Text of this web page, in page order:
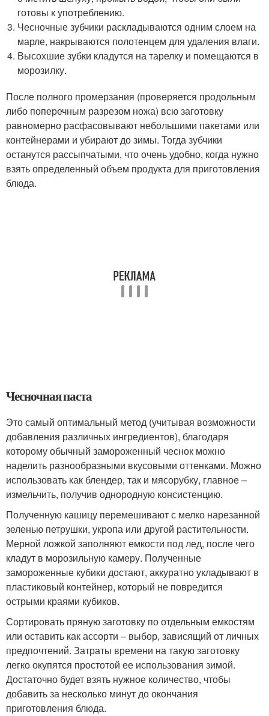
готовы к употреблению.
Чесночные зубчики раскладываются одним слоем на
марле, накрываются полотенцем для удаления влаги.
Высохшие зубки кладутся на тарелку и помещаются в
морозилку.
После полного промерзания (проверяется продольным
либо поперечным разрезом ножа) всю заготовку
равномерно расфасовывают небольшими пакетами или
контейнерами и убирают до зимы. Тогда зубчики
останутся рассыпчатыми, что очень удобно, когда нужно
взять определенный объем продукта для приготовления
блюда.
Чесночная паста
Это самый оптимальный метод (учитывая возможности
добавления различных ингредиентов), благодаря
которому обычный замороженный чеснок можно
наделить разнообразными вкусовыми оттенками. Можно
использовать как блендер, так и мясорубку, главное –
измельчить, получив однородную консистенцию.
Полученную кашицу перемешивают с мелко нарезанной
зеленью петрушки, укропа или другой растительности.
Мерной ложкой заполняют емкости под лед, после чего
кладут в морозильную камеру. Полученные
замороженные кубики достают, аккуратно укладывают в
пластиковый контейнер, который не повредится
острыми краями кубиков.
Сортировать пряную заготовку по отдельным емкостям
или оставить как ассорти – выбор, зависящий от личных
предпочтений. Затраты времени на такую заготовку
легко окупятся простотой ее использования зимой.
Достаточно будет взять нужное количество, чтобы
добавить за несколько минут до окончания
приготовления блюда.